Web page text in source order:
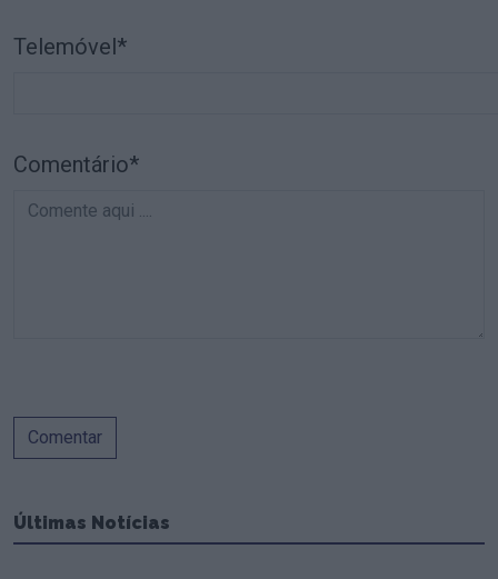
Telemóvel*
Comentário*
Comentar
Últimas Notícias